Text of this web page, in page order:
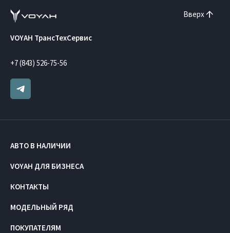
Вверх
VOYAH ТрансТехСервис
+7 (843) 526-75-56
АВТО В НАЛИЧИИ
VOYAH ДЛЯ БИЗНЕСА
КОНТАКТЫ
МОДЕЛЬНЫЙ РЯД
ПОКУПАТЕЛЯМ